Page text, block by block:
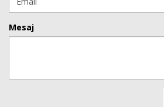
Mesaj